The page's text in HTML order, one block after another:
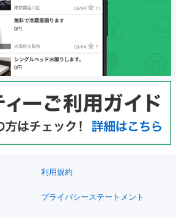
利用規約
プライバシーステートメント